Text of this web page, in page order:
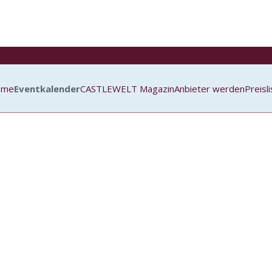
EventkalenderCASTLEWELT MagazinAnbieter werden